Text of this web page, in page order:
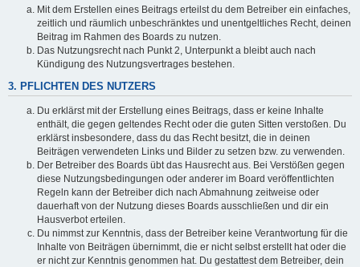
Mit dem Erstellen eines Beitrags erteilst du dem Betreiber ein einfaches,
zeitlich und räumlich unbeschränktes und unentgeltliches Recht, deinen
Beitrag im Rahmen des Boards zu nutzen.
Das Nutzungsrecht nach Punkt 2, Unterpunkt a bleibt auch nach
Kündigung des Nutzungsvertrages bestehen.
3. PFLICHTEN DES NUTZERS
Du erklärst mit der Erstellung eines Beitrags, dass er keine Inhalte
enthält, die gegen geltendes Recht oder die guten Sitten verstoßen. Du
erklärst insbesondere, dass du das Recht besitzt, die in deinen
Beiträgen verwendeten Links und Bilder zu setzen bzw. zu verwenden.
Der Betreiber des Boards übt das Hausrecht aus. Bei Verstößen gegen
diese Nutzungsbedingungen oder anderer im Board veröffentlichten
Regeln kann der Betreiber dich nach Abmahnung zeitweise oder
dauerhaft von der Nutzung dieses Boards ausschließen und dir ein
Hausverbot erteilen.
Du nimmst zur Kenntnis, dass der Betreiber keine Verantwortung für die
Inhalte von Beiträgen übernimmt, die er nicht selbst erstellt hat oder die
er nicht zur Kenntnis genommen hat. Du gestattest dem Betreiber, dein